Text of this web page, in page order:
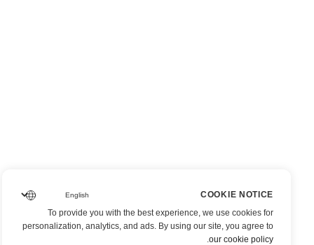
COOKIE NOTICE
To provide you with the best experience, we use cookies for
personalization, analytics, and ads. By using our site, you agree to
our cookie policy
.